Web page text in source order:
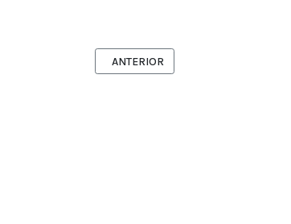
ARTIGO ANTERIOR: CONSELHO FISCAL
ANTERIOR